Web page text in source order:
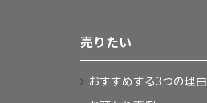
売りたい
おすすめする3つの理由